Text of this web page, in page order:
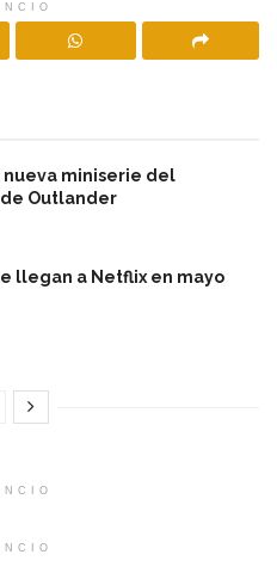
nueva miniserie del
Outlander
llegan a Netflix en mayo